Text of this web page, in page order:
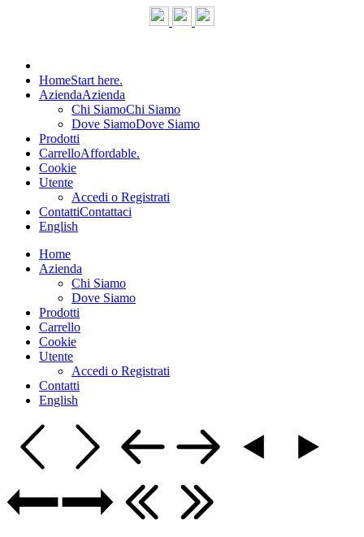
HomeStart here.
AziendaAzienda
Chi SiamoChi Siamo
Dove SiamoDove Siamo
Prodotti
CarrelloAffordable.
Cookie
Utente
Accedi o Registrati
ContattiContattaci
English
Home
Azienda
Chi Siamo
Dove Siamo
Prodotti
Carrello
Cookie
Utente
Accedi o Registrati
Contatti
English